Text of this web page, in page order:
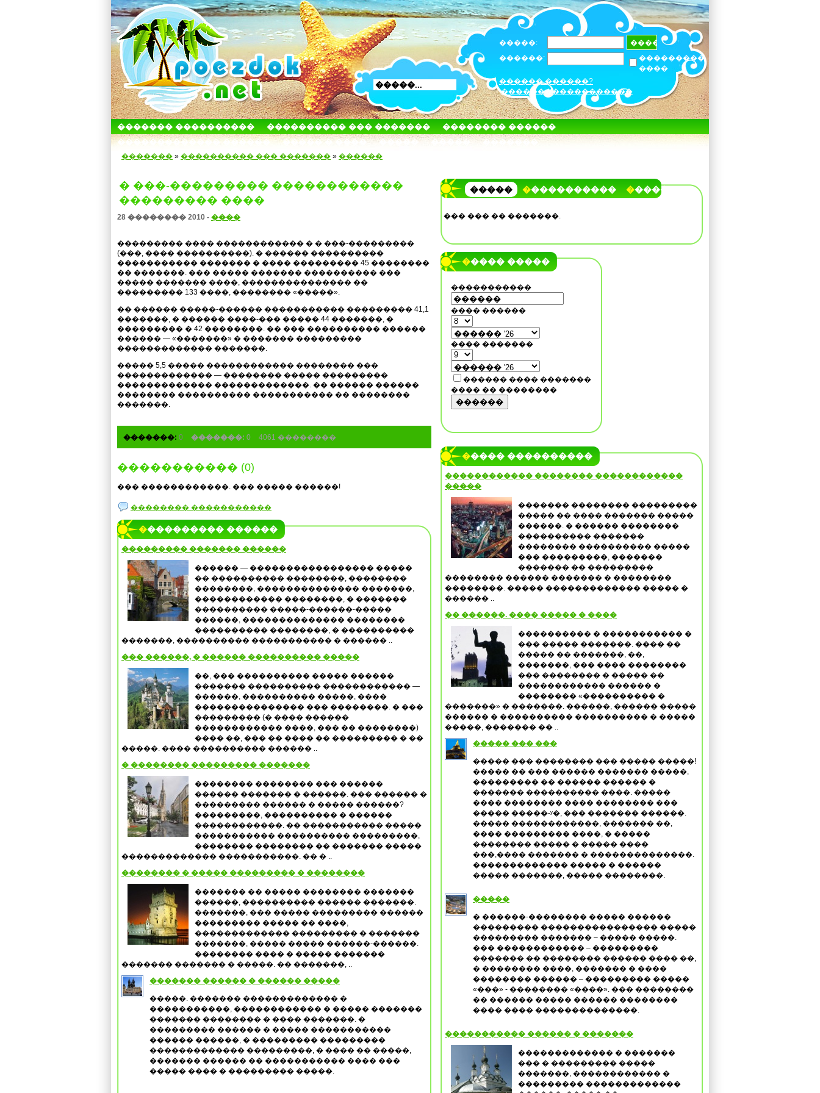
�����:
������:
���������
����
������ ������?
������������������
������� ���������� ���������� ��� �������
�������� ������
������������� ������
����� � ���� ����� ����� �������
������� » ���������� ��� ������� » ������
� ���-��������� ������������
��������� ����
28 �������� 2010 - ����
��������� ���� ������������ � � ���-���������
(���, ���� ����������). � ������ ����������
����������� ������� � ���� ��������� 45 ��������
�� �������. ��� ����� ������� ���������� ���
����� ������� ����, ��������������� ��
��������� 133 ����, �������� «�����».
�� ������ �����-������ ����������� ��������� 41,1
�������, � ������ ����-��� ����� 44 �������, �
��������� � 42 ��������. �� ��� ���������� ������
������ — «�������» � ������� ���������
������������� �������.
����� 5,5 ����� ������������ �������� ���
������������� — �������� ����� ���������
������������� �������������. �� ������ ������
�������� ���������� ����������� �� ��������
�������.
�������: 0 �������: 0 4061 ��������
����������� (0)
��� ������������. ��� ����� ������!
�������� �����������
���������� ������
��������� ������� ������
������ — ����������������� �����
�� ���������� ��������, ��������
��������, �������������� �������,
������������ ��������, � �������
���������� �����-������-�����
������, �������������� ��������
���������� ��������, � ����������
�������, ���������� ����������� � ������ ..
��� ������, � ������ ���������� �����
��, ��� ���������� ����� ������
������� ���������� ������������ —
������, ���������� �����, ����
��������������� ��� ��������. � ���
��������� (� ���� ������
������������ ����, ��� �� ��������)
���� ��, ��� �� ���� �� ��������� � ��
�����. ���� ���������� ������ ..
� �������� ��������� �������
�������� �������� ��� ������
������ ������� � ������. ��� ������ �
��������� ������ � ����� ������?
���������, ���������� � ������
������������. �� ����������� �����
����������� ���������� ���������,
�������� �������� �� ������� �����
������������� �����������. �� � ..
�������� � ����� ��������� � ��������
������� �� ����� �������� �������
������, ���������� ������ �������.
�������, ��� ����� ��������� ������
��������� ����� �� ����,
������������� ��������� � �������
�������, ����� ����� ������-������.
�������� ���� � ����� �������
������� ������� � �����. �� �������, ..
������� ������ � ������ �����
�����. ������� ������������� �
�����������, ������������ � ����� �������
������� �������� � ���� �������. �
��������� ������ � ����� �����������
������ ������, � ��������� ���������
������������� ���������, � ���� �� �����,
������� ������ �� ����������� ���� ���
����� ���� � ��������� �����.
����� ����������� �����
��� ��� �� �������.
����� �����
�����������
���� ������
���� �������
������ ���� �������
���� �� ��������
������
����� ����������
������������ �������� ������������
�����
������� �������� ���������
����� �� ���� ������� �����
������. � ������ ��������
���������� �������
�������� ���������� �����
��� ���������, �������
������� �� ���������
�������� ������ ������� � ��������
��������. ����� ������������� ����� �
������ ..
�� ������. ���� ����� � ����
���������� � ����������� �
��� ����� �������. ���� ��
����� �� �������, ��,
�������, ��� ���� ��������
��� �������� � ����� ��
������������ ������ �
�������� «���������� �
�������» � �������. ������, ������ �����
������ � ���������� ���������� � �����
�����, ������� �� ..
����� ��� ���
����� ��� �������� ��� ����� �����!
����� �� ��� ������ ������� �����,
��������� �� ������ ������ �
������� ���������� ����. �����
���� �������� ���� �������� ���
����� �����-ʸ�, ��� ������� ������.
����� ������������, ������� ��,
���� ��������� ����, � �����
�������� ����� � ����� ����
���,���� ������� � ��������������.
������������� ����� � ������
����� �������, ����� ��������.
�����
� ������-�������� ����� ������
��������� ���������������� �����
��������� ������� – ����� �����.
��� ������������ – ���������
������� �� �������� ������ ���� ��,
� �������� ����, ������� � ����
�������� ������ – ��������� �����
«���» - �������� «����». ��� ��������
�� ������ ����� ������ ��������
���� ���� ��������������.
����������� ������ � �������
������������� � �������
��� � ��������� �����
�������, ������������ �
��������� �������������